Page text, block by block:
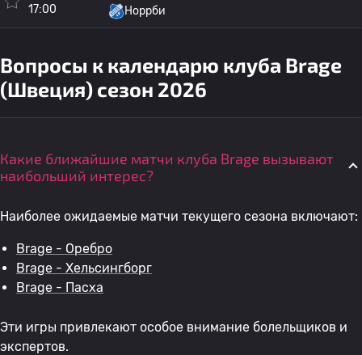
17:00
Норрби
Вопросы к календарю клуба Brage
(Швеция) сезон 2026
Какие ближайшие матчи клуба Brage вызывают
наибольший интерес?
Наиболее ожидаемые матчи текущего сезона включают:
Brage - Оребро
Brage - Хельсингборг
Brage - Пасха
Эти игры привлекают особое внимание болельщиков и
экспертов.